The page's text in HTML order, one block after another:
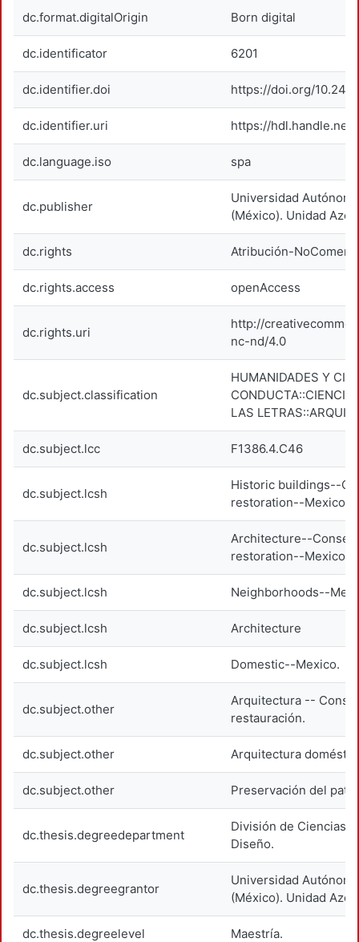
dc.format.digitalOrigin Born digital
dc.identificator 6201
dc.identifier.doi https://doi.org/
dc.identifier.uri https://hdl.handle.net/
dc.language.iso spa
dc.publisher
Universidad
(México). Unidad
dc.rights Atribución-
dc.rights.access openAccess
dc.rights.uri
http://
nc-nd/4.0
dc.subject.classification
HUMANIDADES Y
LAS
dc.subject.lcc F1386.4.C46
dc.subject.lcsh
Historic buildings--
restoration--Mexico--
dc.subject.lcsh
Architecture--
restoration--Mexico--
dc.subject.lcsh Neighborhoods--
dc.subject.lcsh Architecture
dc.subject.lcsh Domestic--Mexico.
dc.subject.other
Arquitectura --
restauración.
dc.subject.other Arquitectura
dc.subject.other Preservación del
dc.thesis.degreedepartment
División de Ciencias
Diseño.
dc.thesis.degreegrantor
Universidad
(México). Unidad
dc.thesis.degreelevel Maestría.